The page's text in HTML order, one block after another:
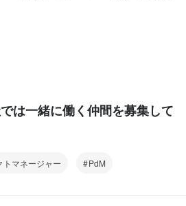
は一緒に働く仲間を募集して
トマネージャー PdM